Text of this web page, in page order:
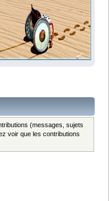
(messages, sujets
voir que les contributions